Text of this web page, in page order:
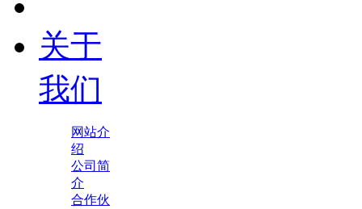
关于
我们
网站介
绍
公司简
介
合作伙